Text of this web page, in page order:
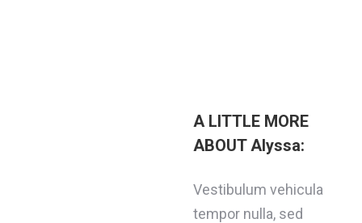
A LITTLE MORE
ABOUT Alyssa:
Vestibulum vehicula
tempor nulla, sed